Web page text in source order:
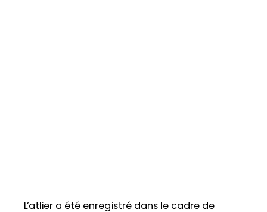
L’atlier a été enregistré dans le cadre de